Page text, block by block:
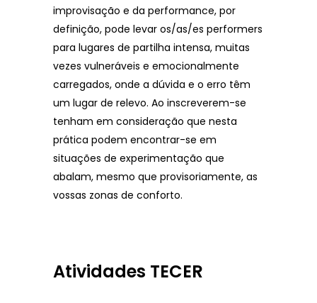
improvisação e da performance, por
definição, pode levar os/as/es performers
para lugares de partilha intensa, muitas
vezes vulneráveis e emocionalmente
carregados, onde a dúvida e o erro têm
um lugar de relevo. Ao inscreverem-se
tenham em consideração que nesta
prática podem encontrar-se em
situações de experimentação que
abalam, mesmo que provisoriamente, as
vossas zonas de conforto.
Atividades TECER